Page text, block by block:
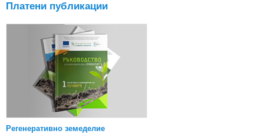
Платени публикации
Регенеративно земеделие